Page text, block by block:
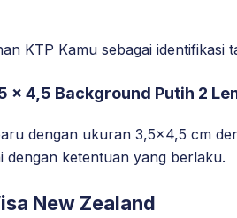
KTP Kamu sebagai identifikasi
x 4,5 Background Putih 2
dengan ukuran 3,5×4,5 cm
dengan ketentuan yang berlaku.
New Zealand